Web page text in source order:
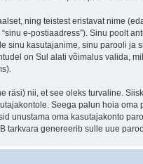
ning teistest eristavat nime
e-postiaadress”). Sinu poolt
sinu kasutajanime, sinu parooli ja
on Sul alati võimalus valida,
räsi) nii, et see oleks turvaline.
Seega palun hoia
unustama oma kasutajakonto
tarkvara genereerib sulle uue